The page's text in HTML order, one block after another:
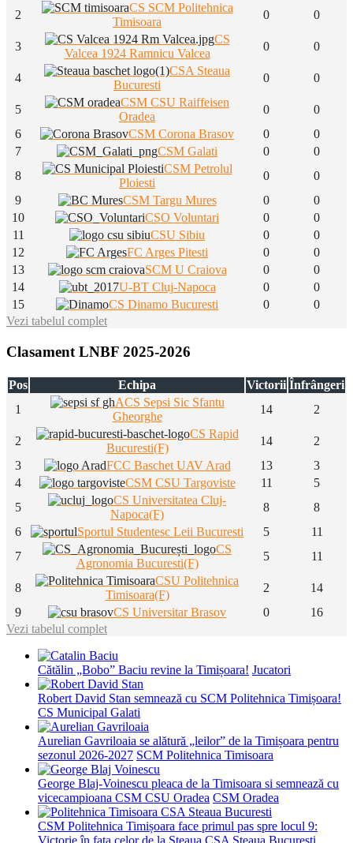
2
CS SCM Politehnica
Timisoara
0 0
3
CS
Valcea 1924 Ramnicu Valcea
0 0
4
CSA Steaua
Bucuresti
0 0
5
CSM CSU Raiffeisen
Oradea
0
0
6
CSM Corona Brasov 0
0
7
CSM Galati 0
0
8
CSM Petrolul
Ploiesti
0
0
9
CSM Targu Mures 0
0
10
CSO Voluntari 0
0
11
CSU Sibiu 0
0
12
FC Arges Pitesti 0
0
13
SCM U Craiova 0
0
14
U-BT Cluj-Napoca 0
0
15
CS Dinamo Bucuresti 0
0
Vezi tabelul complet
Clasament LNBF 2025-2026
Pos Echipa Victorii Înfrângeri
1
ACS Sepsi Sic Sfantu
Gheorghe
14 2
2
CS Rapid
Bucuresti(F)
14
2
3
FCC Baschet UAV Arad 13
3
4
CSM CSU Targoviste 11
5
5
CS Universitatea Cluj-
Napoca(F)
8
8
6
Sportul Studentesc Leii Bucuresti 5
11
7
CS
Agronomia Bucuresti(F)
5 11
8
CSU Politehnica
Timisoara(F)
2
14
9
CS Universitar Brasov 0
16
Vezi tabelul complet
Cătălin „Bobo” Baciu revine la Timișoara! Jucatori
Robert David Stan semnează cu SCM Politehnica Timișoara!
CS Municipal Galati
Aurelian Gavriloaia se alătură „leilor” de la Timișoara pentru
sezonul 2026-2027 SCM Politehnica Timisoara
George Blaj-Voinescu pleaca de la Timisoara si semnează cu
vicecampioana CSM CSU Oradea CSM Oradea
CSM Politehnica Timișoara face primul pas spre locul 9:
Victorie în fața celor de la Steaua CSA Steaua Bucuresti